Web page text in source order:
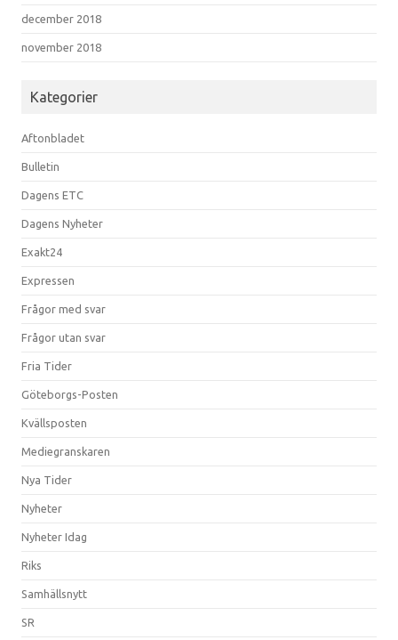
december 2018
november 2018
Kategorier
Aftonbladet
Bulletin
Dagens ETC
Dagens Nyheter
Exakt24
Expressen
Frågor med svar
Frågor utan svar
Fria Tider
Göteborgs-Posten
Kvällsposten
Mediegranskaren
Nya Tider
Nyheter
Nyheter Idag
Riks
Samhällsnytt
SR